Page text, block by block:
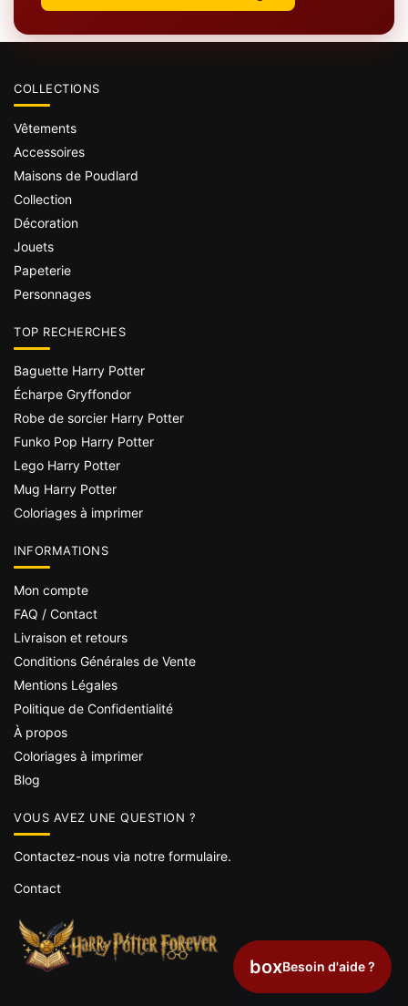
COLLECTIONS
Vêtements
Accessoires
Maisons de Poudlard
Collection
Décoration
Jouets
Papeterie
Personnages
TOP RECHERCHES
Baguette Harry Potter
Écharpe Gryffondor
Robe de sorcier Harry Potter
Funko Pop Harry Potter
Lego Harry Potter
Mug Harry Potter
Coloriages à imprimer
INFORMATIONS
Mon compte
FAQ / Contact
Livraison et retours
Conditions Générales de Vente
Mentions Légales
Politique de Confidentialité
À propos
Coloriages à imprimer
Blog
VOUS AVEZ UNE QUESTION ?
Contactez-nous via notre formulaire.
Contact
boxBesoin d'aide ?